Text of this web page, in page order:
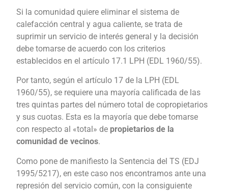
Si la comunidad quiere eliminar el sistema de
calefacción central y agua caliente, se trata de
suprimir un servicio de interés general y la decisión
debe tomarse de acuerdo con los criterios
establecidos en el artículo 17.1 LPH (EDL 1960/55).
Por tanto, según el artículo 17 de la LPH (EDL
1960/55), se requiere una mayoría calificada de las
tres quintas partes del número total de copropietarios
y sus cuotas. Esta es la mayoría que debe tomarse
con respecto al «total» de propietarios de la
comunidad de vecinos.
Como pone de manifiesto la Sentencia del TS (EDJ
1995/5217), en este caso nos encontramos ante una
represión del servicio común, con la consiguiente